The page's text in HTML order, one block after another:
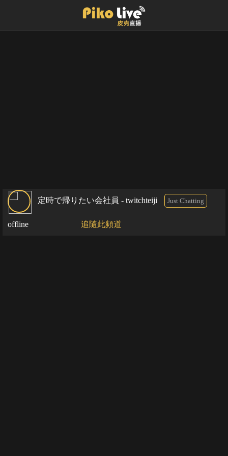
定時で帰りたい会社員 - twitchteiji Just Chatting
offline 追隨此頻道